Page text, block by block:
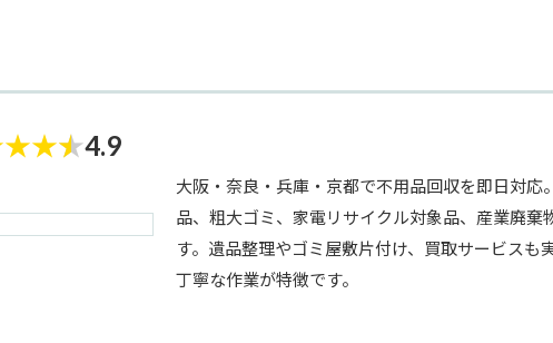
★★★4.9
大阪・奈良・兵庫・京都で不用品回収を即日対応
品、粗大ゴミ、家電リサイクル対象品、産業廃棄
す。遺品整理やゴミ屋敷片付け、買取サービスも
丁寧な作業が特徴です。